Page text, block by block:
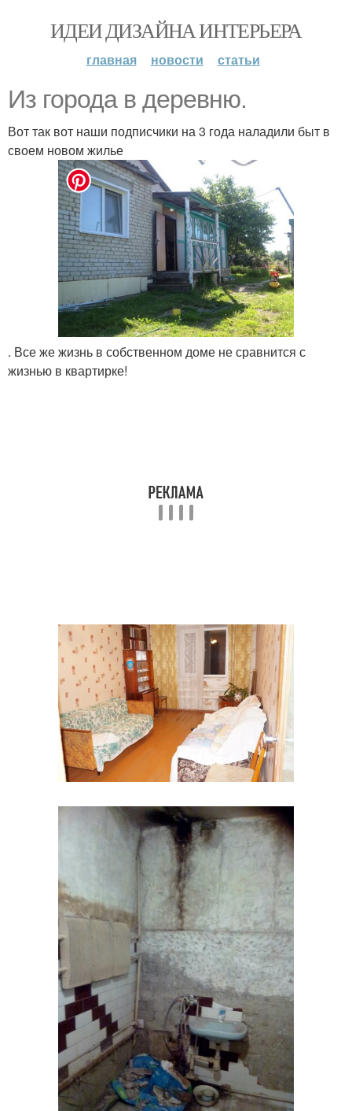
ИДЕИ ДИЗАЙНА ИНТЕРЬЕРА
главная новости статьи
Из города в деревню.
Вот так вот наши подписчики на 3 года наладили быт в
своем новом жилье
. Все же жизнь в собственном доме не сравнится с
жизнью в квартирке!